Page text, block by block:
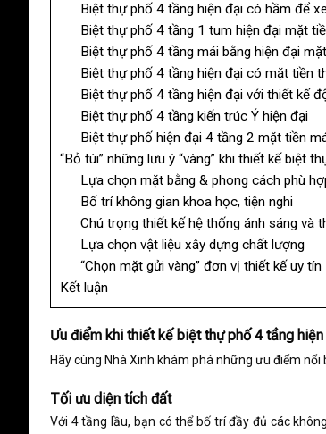
Biệt thự phố 4 tầng hiện đại có hầm để xe
Biệt thự phố 4 tầng 1 tum hiện đại mặt
Biệt thự phố 4 tầng mái bằng hiện đại
Biệt thự phố 4 tầng hiện đại có mặt tiền
Biệt thự phố 4 tầng hiện đại với thiết kế
Biệt thự phố 4 tầng kiến trúc Ý hiện đại
Biệt thự phố hiện đại 4 tầng 2 mặt tiền
“Bỏ túi” những lưu ý “vàng” khi thiết kế biệt
Lựa chọn mặt bằng & phong cách phù
Bố trí không gian khoa học, tiện nghi
Chú trọng thiết kế hệ thống ánh sáng và
Lựa chọn vật liệu xây dựng chất lượng
“Chọn mặt gửi vàng” đơn vị thiết kế uy tín
Kết luận
Ưu điểm khi thiết kế biệt thự phố 4 tầng
Hãy cùng Nhà Xinh khám phá những ưu điểm nổi
Tối ưu diện tích đất
Với 4 tầng lầu, bạn có thể bố trí đầy đủ các